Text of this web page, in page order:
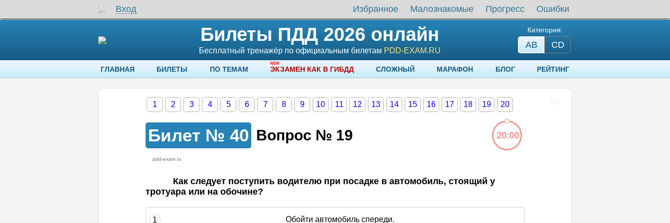
Вход Избранное Малознакомые Прогресс Ошибки
Билеты ПДД 2026 онлайн
Бесплатный тренажёр по официальным билетам PDD-EXAM.RU
Категория:
AB СD
ГЛАВНАЯ БИЛЕТЫ ПО ТЕМАМ ЭКЗАМЕН КАК В ГИБДД СЛОЖНЫЙ МАРАФОН БЛОГ РЕЙТИНГ
1 2 3 4 5 6 7 8 9 10 11 12 13 14 15 16 17 18 19 20
Билет № 40 Вопрос № 19 20:00
Подождите, изображение загружается...
pdd-exam.ru
Вы уже ответили на этот вопросКак следует поступить водителю при посадке в автомобиль, стоящий у
тротуара или на обочине?
1 Обойти автомобиль спереди.